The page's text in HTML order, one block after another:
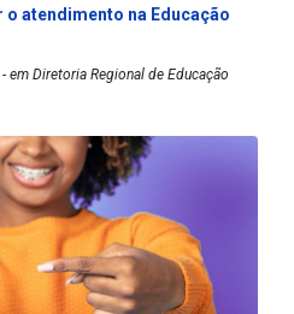
atendimento na Educação
Diretoria Regional de Educação